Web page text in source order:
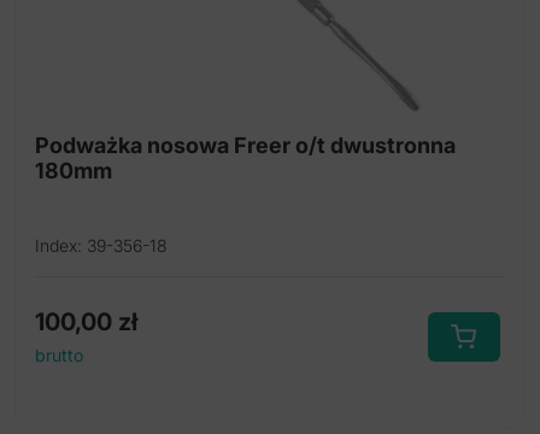
Perforator
Podważki
Raszpla i pilniki
Podważka nosowa Freer o/t dwustronna
180mm
Index: 39-356-18
100,00 zł
brutto